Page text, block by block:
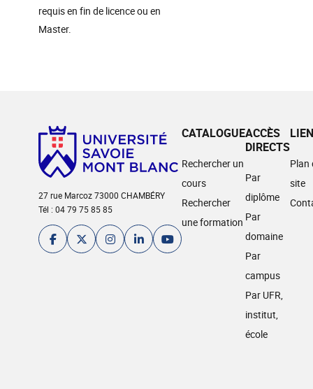
requis en fin de licence ou en
Master.
27 rue Marcoz 73000 CHAMBÉRY
Tél : 04 79 75 85 85
CATALOGUE
Rechercher un
cours
Rechercher
une formation
ACCÈS
DIRECTS
Par
diplôme
Par
domaine
Par
campus
Par UFR,
institut,
école
Plan
site